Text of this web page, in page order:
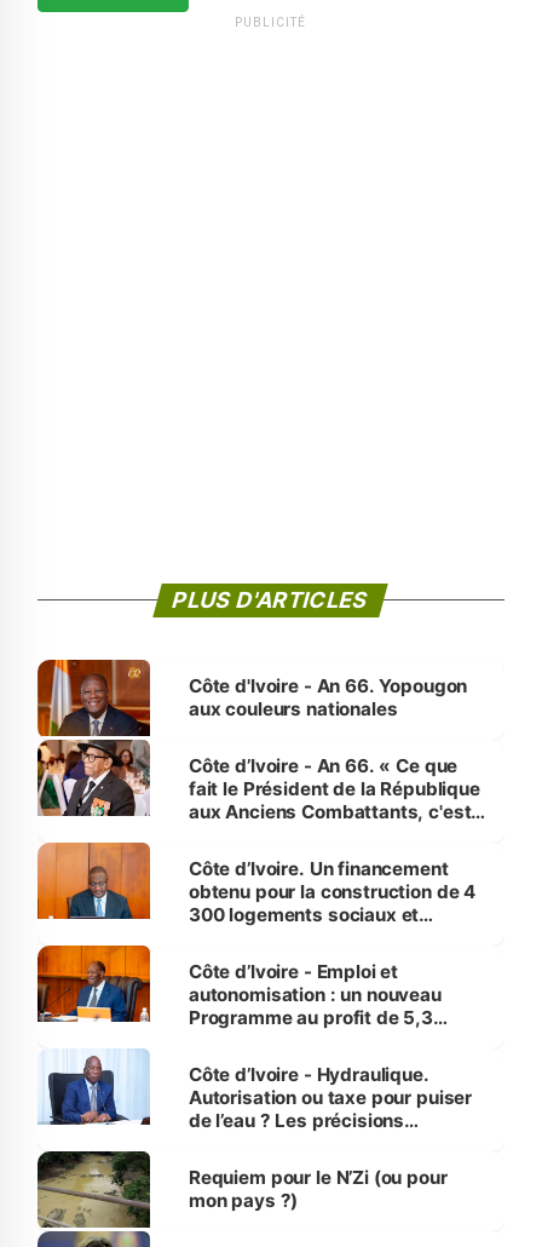
PUBLICITÉ
PLUS D'ARTICLES
Côte d'Ivoire - An 66. Yopougon
aux couleurs nationales
Côte d’Ivoire - An 66. « Ce que
fait le Président de la République
aux Anciens Combattants, c'est
Côte d’Ivoire. Un financement
obtenu pour la construction de 4
300 logements sociaux et
et Yamoussoukro
Côte d’Ivoire - Emploi et
autonomisation : un nouveau
Programme au profit de 5,3
Côte d’Ivoire - Hydraulique.
Autorisation ou taxe pour puiser
de l’eau ? Les précisions
Requiem pour le N’Zi (ou pour
mon pays ?)